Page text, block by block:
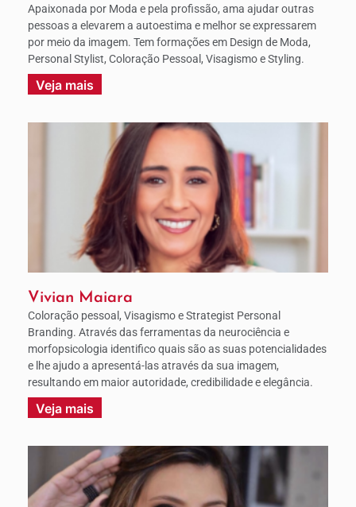
Apaixonada por Moda e pela profissão, ama ajudar outras
pessoas a elevarem a autoestima e melhor se expressarem
por meio da imagem. Tem formações em Design de Moda,
Personal Stylist, Coloração Pessoal, Visagismo e Styling.
Veja mais
Vivian Maiara
Coloração pessoal, Visagismo e Strategist Personal
Branding. Através das ferramentas da neurociência e
morfopsicologia identifico quais são as suas potencialidades
e lhe ajudo a apresentá-las através da sua imagem,
resultando em maior autoridade, credibilidade e elegância.
Veja mais